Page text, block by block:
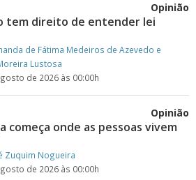
Opinião
tem direito de entender lei
de Fátima Medeiros de Azevedo e
Lustosa
de 2026 às 00:00h
Opinião
começa onde as pessoas vivem
Zuquim Nogueira
de 2026 às 00:00h